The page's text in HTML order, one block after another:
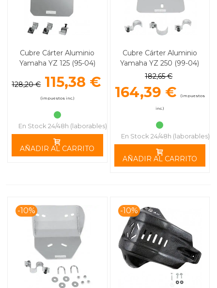
Cubre Cárter Aluminio
Yamaha YZ 125 (95-04)
128,20 € 115,38 €
(impuestos inc.)
En Stock 24/48h (laborables)
AÑADIR AL CARRITO
Cubre Cárter Aluminio
Yamaha YZ 250 (99-04)
MOOSE RACING
182,65 €
164,39 € (impuestos
inc.)
En Stock 24/48h (laborables)
AÑADIR AL CARRITO
-10% -10%